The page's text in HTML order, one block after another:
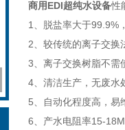
商用EDI超纯水设备性
1、脱盐率大于99.9%
2、较传统的离子交换
3、离子交换树脂不需
4、清洁生产，无废水
5、自动化程度高，易
6、产水电阻率15-